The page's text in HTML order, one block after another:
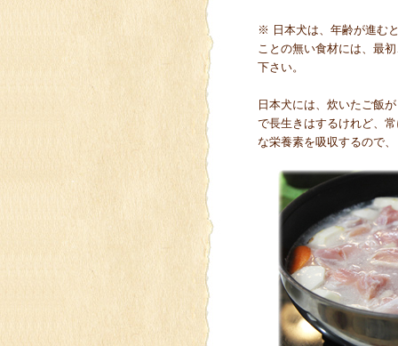
※ 日本犬は、年齢が進む
ことの無い食材には、最
下さい。
日本犬には、炊いたご飯
で長生きはするけれど、
な栄養素を吸収するので